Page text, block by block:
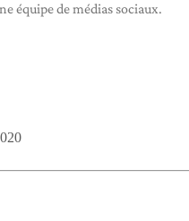
équipe de médias sociaux.